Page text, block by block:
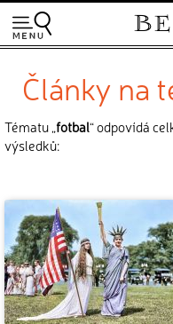
Články na
Tématu „fotbal“ odpovídá
výsledků: